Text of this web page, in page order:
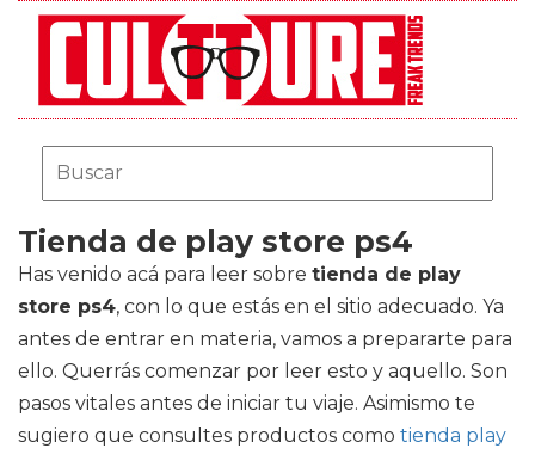
Tienda de play store ps4
Has venido acá para leer sobre tienda de play
store ps4, con lo que estás en el sitio adecuado. Ya
antes de entrar en materia, vamos a prepararte para
ello. Querrás comenzar por leer esto y aquello. Son
pasos vitales antes de iniciar tu viaje. Asimismo te
sugiero que consultes productos como tienda play